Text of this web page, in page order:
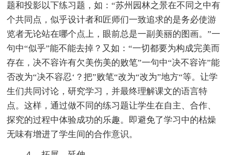
题和投影以下练习题，如：“苏州园林之景在不同之中有
个共同点，似乎设计者和匠师们一致追求的是务必使游
览者无论站在哪个点上，眼前总是一副美丽的图画。”一
句中“似乎”能不能去掉？又如：“一切都要为构成完美而
存在，决不容许有欠美伤美的败笔”一句中“决不容许”能
否改为“决不容忍‘？把”败笔“改为“改为”地方“等。让学
生们共同讨论，研究学习，并最终理解课文的语言特
点。这样，通过做不同的练习题让学生在自主、合作、
探究的过程中体验成功的乐趣。即避免了学习中的枯燥
无味有增进了学生间的合作意识。